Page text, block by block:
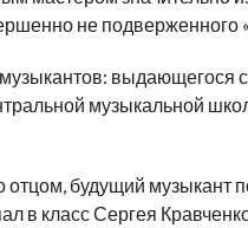
не подверженного
выдающегося
музыкальной
будущий музыкант
в класс Сергея